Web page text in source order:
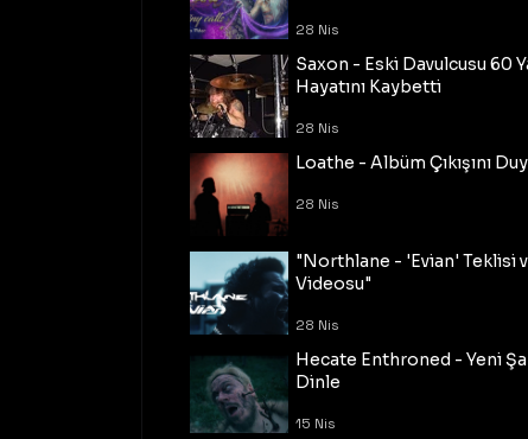
28 Nis
Saxon - Eski Davulcusu 60
Hayatını Kaybetti
28 Nis
Loathe - Albüm Çıkışını
28 Nis
"Northlane - 'Evian' Teklisi
Videosu"
28 Nis
Hecate Enthroned - Yeni
Dinle
15 Nis